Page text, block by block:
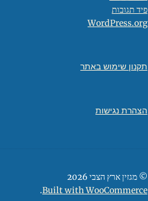
פיד תגובות
WordPress.org
תקנון שימוש באתר
הצהרת נגישות
© מגזין ארץ הצבי 2026
Built with WooCommerce
.